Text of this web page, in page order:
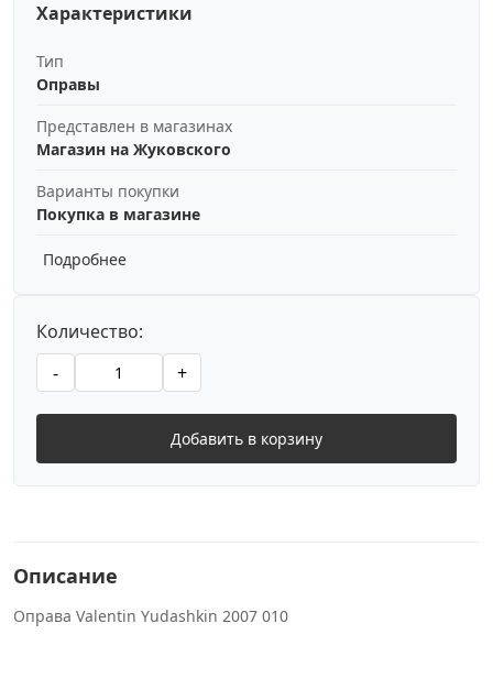
Характеристики
Тип
Оправы
Представлен в магазинах
Магазин на Жуковского
Варианты покупки
Покупка в магазине
Подробнее
Количество:
-
+
Добавить в корзину
Описание
Оправа Valentin Yudashkin 2007 010